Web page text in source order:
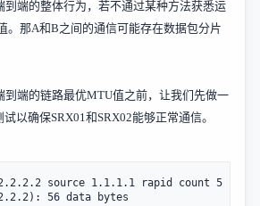
到端的整体行为，若不通过某种方法获悉运
。那A和B之间的通信可能存在数据包分片
到端的链路最优MTU值之前，让我们先做一
试以确保SRX01和SRX02能够正常通信。
2.2.2.2 source 1.1.1.1 rapid count 5
56 data bytes